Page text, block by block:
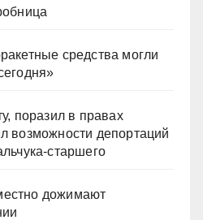
средства могли
поразил в правах
возможности депортаций
старшего
дожимают